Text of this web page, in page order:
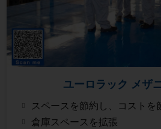
ユーロラック メザ
スペースを節約し、コストを
倉庫スペースを拡張